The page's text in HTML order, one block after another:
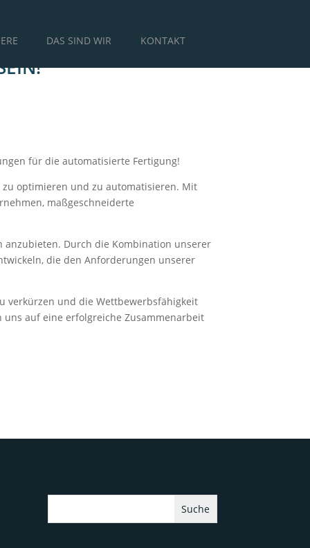
DAS SIND WIR KONTAKT
für die automatisierte Fertigung!
optimieren und zu automatisieren. Mit
maßgeschneiderte
anzubieten. Durch die Kombination unserer
die den Anforderungen unserer
verkürzen und die Wettbewerbsfähigkeit
auf eine erfolgreiche Zusammenarbeit